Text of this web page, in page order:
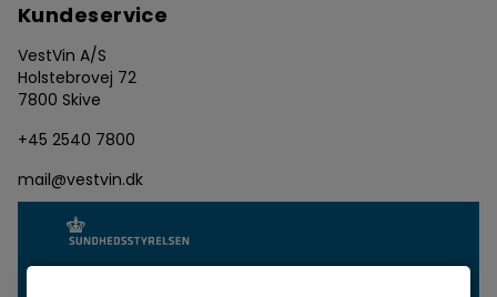
Kundeservice
VestVin A/S
Holstebrovej 72
7800 Skive
+45 2540 7800
mail@vestvin.dk